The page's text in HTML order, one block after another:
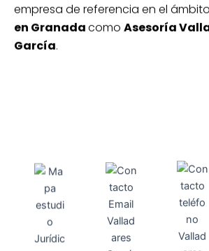
empresa de referencia en el
en Granadacomo Asesoría
García.